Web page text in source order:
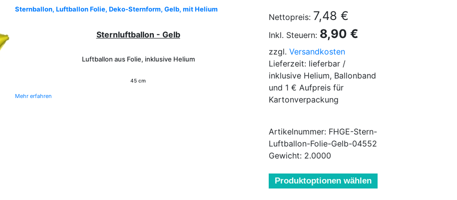
Sternballon, Luftballon Folie, Deko-Sternform, Gelb, mit Helium
Sternluftballon - Gelb
Luftballon aus Folie, inklusive Helium
45 cm
Mehr erfahren
Nettopreis: 7,48 €
Inkl. Steuern: 8,90 €
zzgl. Versandkosten
Lieferzeit: lieferbar /
inklusive Helium, Ballonband
und 1 € Aufpreis für
Kartonverpackung
Artikelnummer: FHGE-Stern-
Luftballon-Folie-Gelb-04552
Gewicht: 2.0000
Produktoptionen wählen